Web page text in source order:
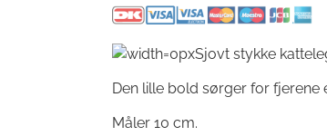
Sjovt stykke
Den lille bold sørger for
Måler 10 cm.